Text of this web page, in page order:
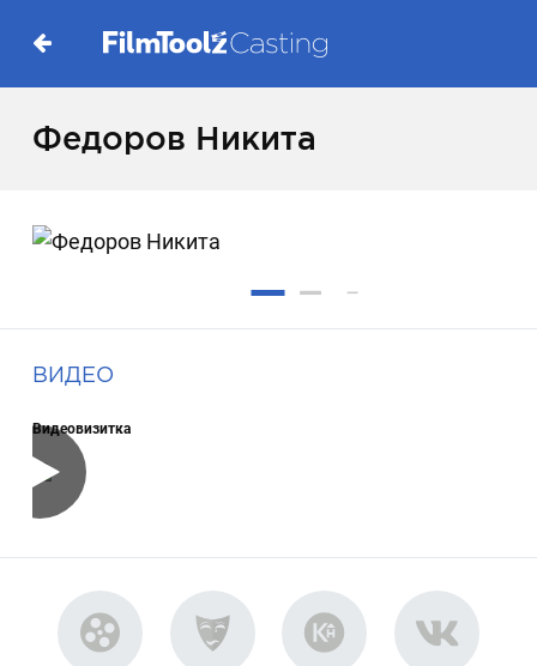
Федоров Никита
ВИДЕО
Видеовизитка